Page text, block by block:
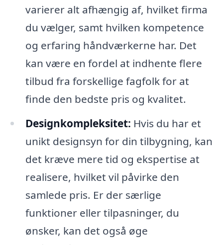
varierer alt afhængig af, hvilket firma
du vælger, samt hvilken kompetence
og erfaring håndværkerne har. Det
kan være en fordel at indhente flere
tilbud fra forskellige fagfolk for at
finde den bedste pris og kvalitet.
Designkompleksitet: Hvis du har et
unikt designsyn for din tilbygning, kan
det kræve mere tid og ekspertise at
realisere, hvilket vil påvirke den
samlede pris. Er der særlige
funktioner eller tilpasninger, du
ønsker, kan det også øge